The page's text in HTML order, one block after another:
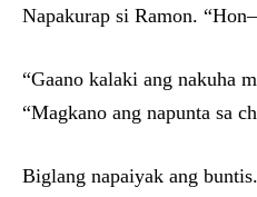
Napakurap si Ramon.
“Gaano kalaki ang nakuha
“Magkano ang napunta sa
Biglang napaiyak ang